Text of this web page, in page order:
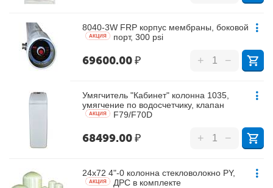
8040-3W FRP корпус мембраны, боковой
порт, 300 psi
AКЦИЯ
69600.00₽ + −
Умягчитель "Кабинет" колонна 1035,
умягчение по водосчетчику, клапан
F79/F70D
AКЦИЯ
68499.00₽ + −
24х72 4"-0 колонна стекловолокно PY,
ДРС в комплекте
AКЦИЯ